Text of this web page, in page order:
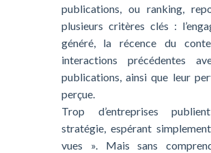
publications, ou ranking,
plusieurs critères clés :
généré, la récence du
interactions précédentes
publications, ainsi que leur
perçue.
Trop d’entreprises
stratégie, espérant
vues ». Mais sans